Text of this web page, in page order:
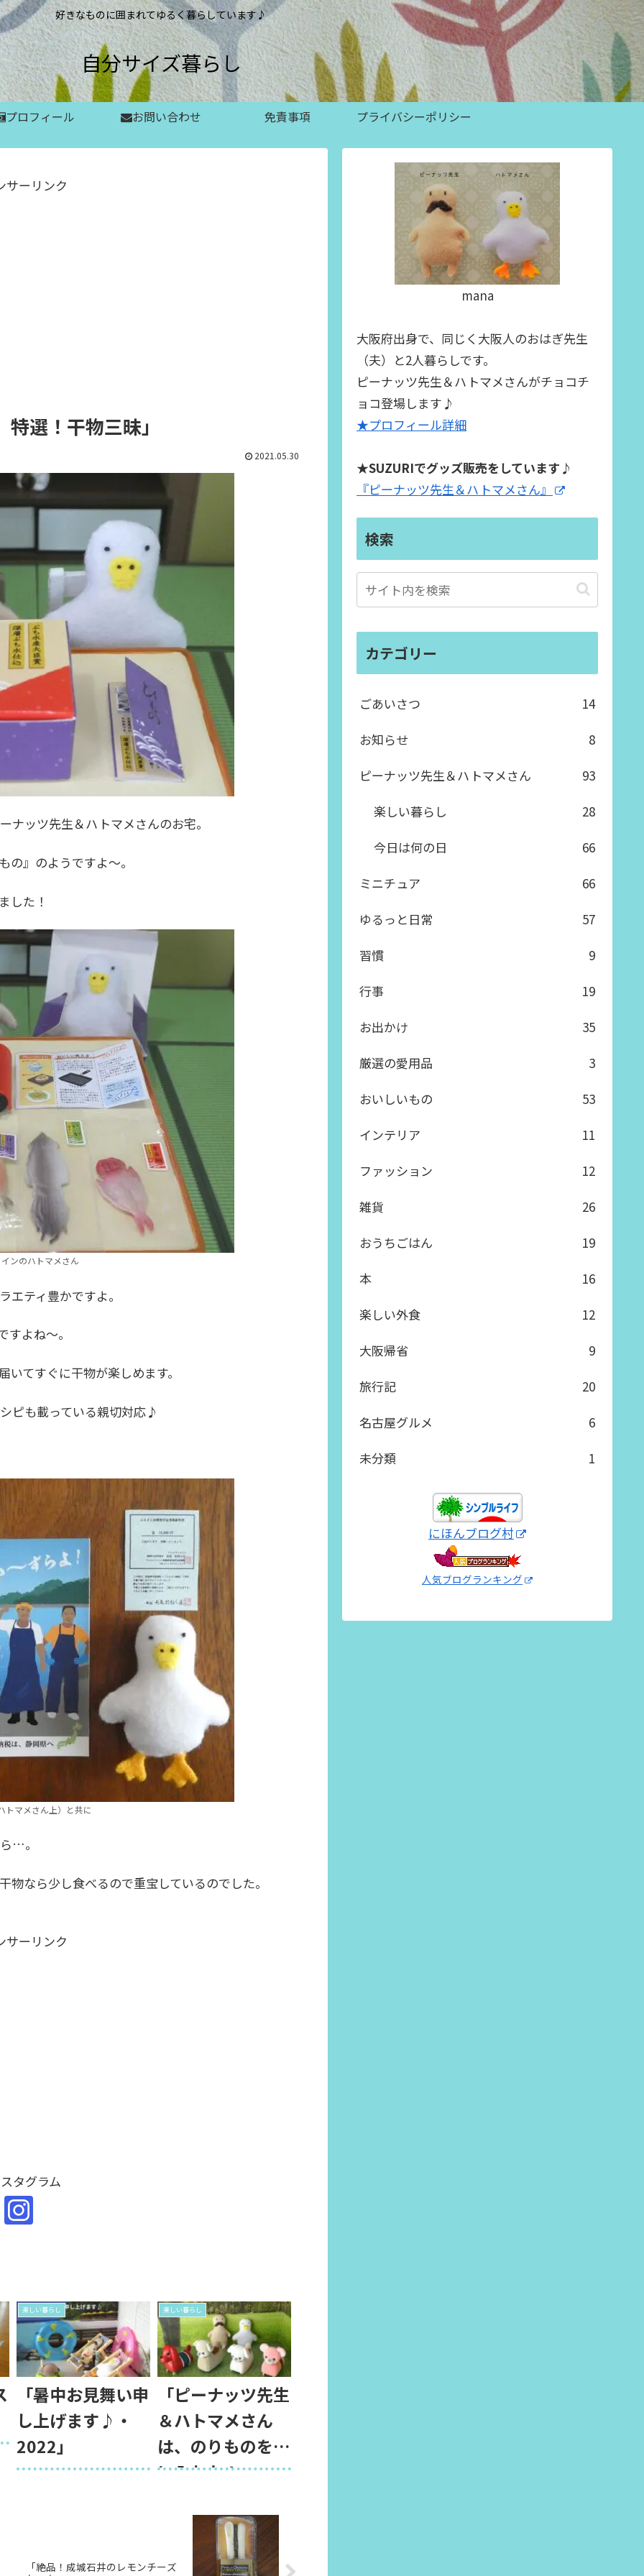
好きなものに囲まれてゆるく暮らしています♪
自分サイズ暮らし
プロフィール お問い合わせ 免責事項 プライバシーポリシー
サーリンク
選！干物三昧」
2021.05.30
ナッツ先生＆ハトマメさんのお宅。
』のようですよ～。
した！
ンのハトマメさん
ティ豊かですよ。
よね～。
てすぐに干物が楽しめます。
ピも載っている親切対応♪
トマメさん上）と共に
…。
なら少し食べるので重宝しているのでした。
サーリンク
タグラム
楽しい暮らし
「暑中お見舞い申
し上げます♪・
2022」
楽しい暮らし
「ピーナッツ先生
＆ハトマメさん
は、のりものを手
に入れた！」
「絶品！成城石井のレモンチーズ
mana
大阪府出身で、同じく大阪人のおはぎ先生
（夫）と2人暮らしです。
ピーナッツ先生＆ハトマメさんがチョコチ
ョコ登場します♪
★プロフィール詳細
★SUZURIでグッズ販売をしています♪
『ピーナッツ先生＆ハトマメさん』
検索
カテゴリー
ごあいさつ
14
お知らせ
8
ピーナッツ先生＆ハトマメさん
93
楽しい暮らし
28
今日は何の日
66
ミニチュア
66
ゆるっと日常
57
習慣
9
行事
19
お出かけ
35
厳選の愛用品
3
おいしいもの
53
インテリア
11
ファッション
12
雑貨
26
おうちごはん
19
本
16
楽しい外食
12
大阪帰省
9
旅行記
20
名古屋グルメ
6
未分類
1
にほんブログ村
人気ブログランキング